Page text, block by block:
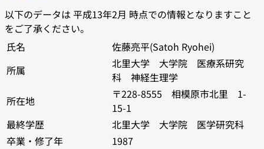
以下のデータは 平成13年2月 時点での情報となりますこと
をご了承ください。
氏名
佐藤亮平(Satoh Ryohei)
所属
北里大学 大学院 医療系研究
科 神経生理学
所在地
〒228-8555 相模原市北里 1-
15-1
最終学歴
北里大学 大学院 医学研究科
卒業・修了年
1987